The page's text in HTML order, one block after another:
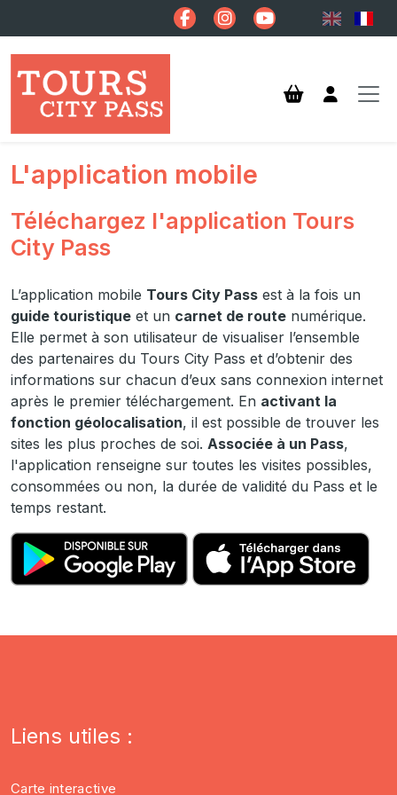
Aller au contenu principal
L'application mobile
Téléchargez l'application Tours
City Pass
L’application mobile Tours City Pass est à la fois un
guide touristique et un carnet de route numérique.
Elle permet à son utilisateur de visualiser l’ensemble
des partenaires du Tours City Pass et d’obtenir des
informations sur chacun d’eux sans connexion internet
après le premier téléchargement. En activant la
fonction géolocalisation, il est possible de trouver les
sites les plus proches de soi. Associée à un Pass,
l'application renseigne sur toutes les visites possibles,
consommées ou non, la durée de validité du Pass et le
temps restant.
Liens utiles :
Carte interactive